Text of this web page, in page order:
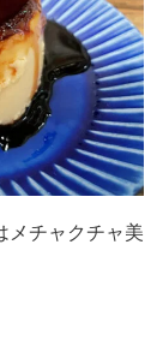
メチャクチャ美